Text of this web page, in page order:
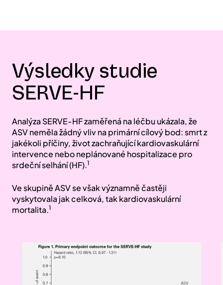
Výsledky studie
SERVE-HF
Analýza SERVE-HF zaměřená na léčbu ukázala, že
ASV neměla žádný vliv na primární cílový bod: smrt z
jakékoli příčiny, život zachraňující kardiovaskulární
intervence nebo neplánované hospitalizace pro
srdeční selhání (HF).1
Ve skupině ASV se však významně častěji
vyskytovala jak celková, tak kardiovaskulární
mortalita.1